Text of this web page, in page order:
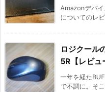
Amazonデバ
についてのレ
ロジクール
5R【レビュ
一年を経た
で不調に。そ